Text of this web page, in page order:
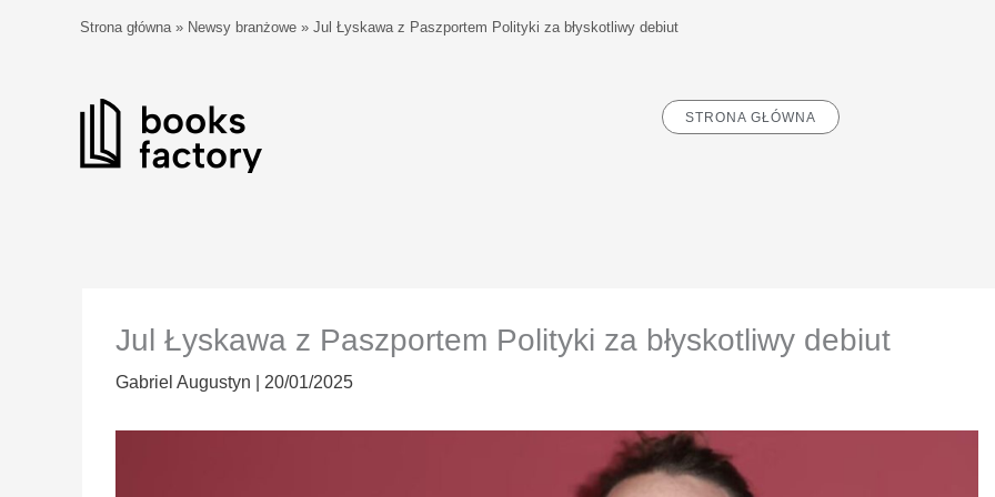
Strona główna» Newsy branżowe » Jul Łyskawa z Paszportem Polityki za błyskotliwy debiut
STRONA GŁÓWNA
Jul Łyskawa z Paszportem Polityki za błyskotliwy debiut
Gabriel Augustyn 20/01/2025